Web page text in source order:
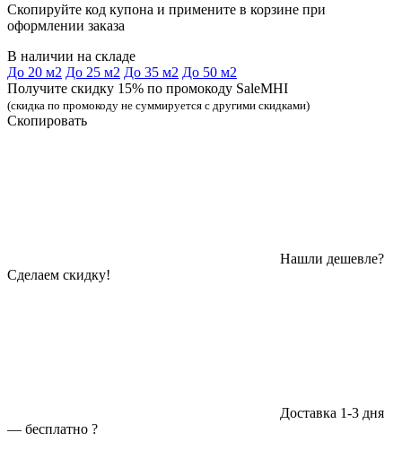
Скопируйте код купона и примените в корзине при
оформлении заказа
В наличии на складе
До 20 м2 До 25 м2 До 35 м2 До 50 м2
Получите скидку 15% по промокоду SaleMHI
(скидка по промокоду не суммируется с другими скидками)
Скопировать
Нашли дешевле?
Сделаем скидку!
Доставка 1-3 дня
— бесплатно ?